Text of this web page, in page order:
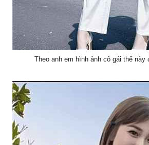
Theo anh em hình ảnh cô gái thế này